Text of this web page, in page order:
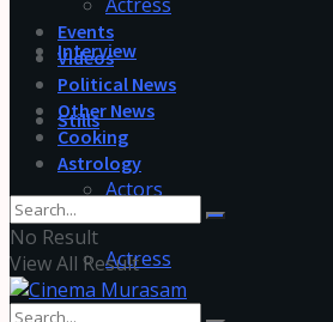
Interview
Stills
Actors
Actress
Events
Videos
Political News
Other News
Cooking
Astrology
No Result
View All Result